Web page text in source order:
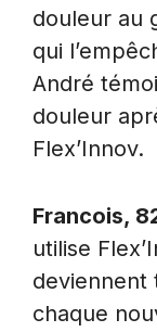
douleur au
qui
André
douleur
Flex’Innov.
Francois,
utilise
deviennent
chaque